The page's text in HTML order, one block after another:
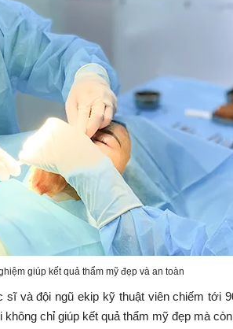
giúp kết quả thẩm mỹ đẹp và an toàn
sĩ và đội ngũ ekip kỹ thuật viên chiếm tới
chỉ giúp kết quả thẩm mỹ đẹp mà